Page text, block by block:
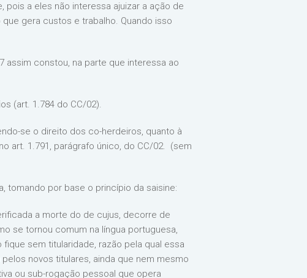
a eles não interessa ajuizar a ação de
gera custos e trabalho. Quando isso
assim constou, na parte que interessa ao
(art. 1.784 do CC/02).
se o direito dos co-herdeiros, quanto à
art. 1.791, parágrafo único, do CC/02. (sem
tomando por base o princípio da saisine:
a morte do de cujus, decorre de
se tornou comum na língua portuguesa,
sem titularidade, razão pela qual essa
novos titulares, ainda que nem mesmo
ou sub-rogação pessoal que opera